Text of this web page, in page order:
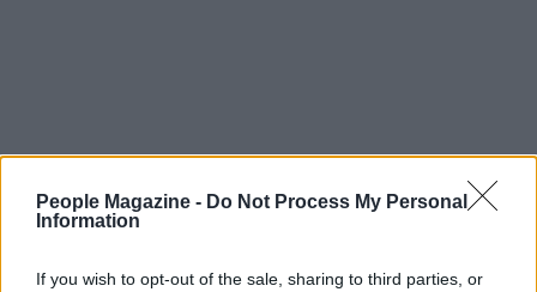
People Magazine - Do Not Process My Personal
Information
If you wish to opt-out of the sale, sharing to third parties, or
Continua a leggere
TELEVISIONE